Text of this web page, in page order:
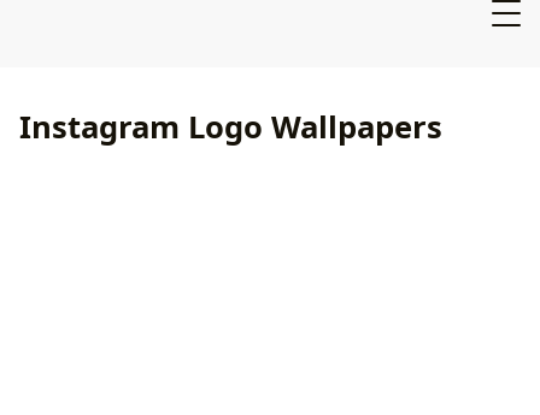
Instagram Logo Wallpapers